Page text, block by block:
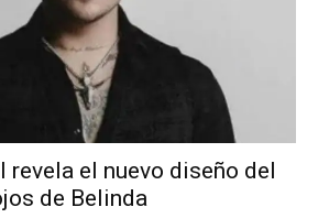
revela el nuevo diseño del
de Belinda